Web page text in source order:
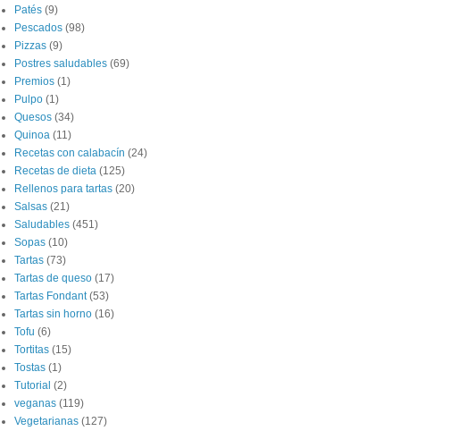
Patés (9)
Pescados (98)
Pizzas (9)
Postres saludables (69)
Premios (1)
Pulpo (1)
Quesos (34)
Quinoa (11)
Recetas con calabacín (24)
Recetas de dieta (125)
Rellenos para tartas (20)
Salsas (21)
Saludables (451)
Sopas (10)
Tartas (73)
Tartas de queso (17)
Tartas Fondant (53)
Tartas sin horno (16)
Tofu (6)
Tortitas (15)
Tostas (1)
Tutorial (2)
veganas (119)
Vegetarianas (127)